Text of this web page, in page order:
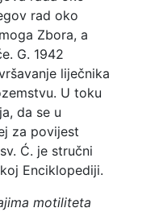
rad oko
Zbora, a
G. 1942
liječnika
U toku
da se u
za povijest
Ć. je stručni
Enciklopediji.
motiliteta